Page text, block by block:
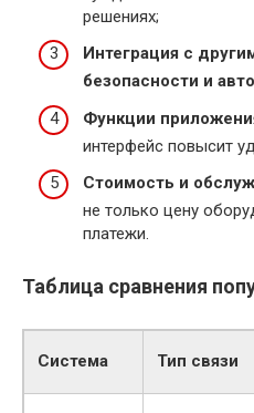
решениях;
Интеграция с
безопасности и
Функции
интерфейс повысит
Стоимость и
не только цену
платежи.
Таблица сравнения
Система Тип связи